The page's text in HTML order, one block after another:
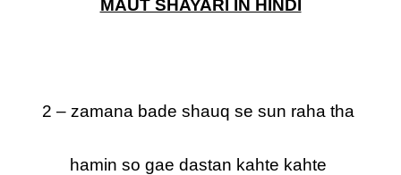
MAUT SHAYARI IN HINDI
2 – zamana bade shauq se sun raha tha
hamin so gae dastan kahte kahte